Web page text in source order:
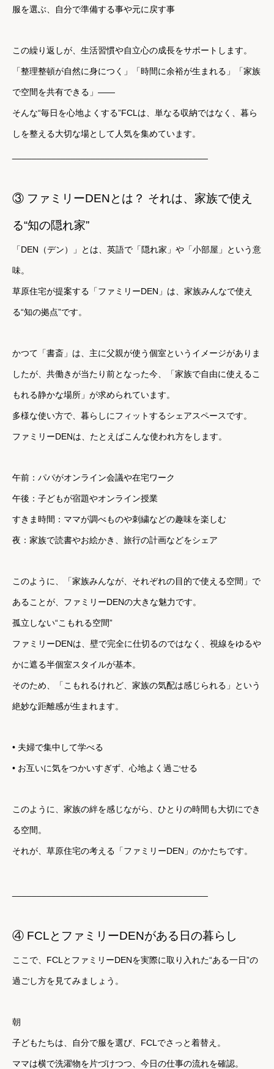
服を選ぶ、 自分で準備する事や元に戻す事
この繰り返しが、生活習慣や自立心の成長をサポートします。
「整理整頓が自然に身につく」「時間に余裕が生まれる」「家族
で空間を共有できる」——
そんな“毎日を心地よくする”FCLは、単なる収納ではなく、暮ら
しを整える大切な場として人気を集めています。
③ ファミリーDENとは？ それは、家族で使え
る“知の隠れ家”
「DEN（デン）」とは、英語で「隠れ家」や「小部屋」という意
味。
草原住宅が提案する「ファミリーDEN」は、家族みんなで使え
る“知の拠点”です。
かつて「書斎」は、主に父親が使う個室というイメージがありま
したが、 共働きが当たり前となった今、「家族で自由に使えるこ
もれる静かな場所」が求められています。
多様な使い方で、暮らしにフィットするシェアスペースです。
ファミリーDENは、たとえばこんな使われ方をします。
午前：パパがオンライン会議や在宅ワーク
午後：子どもが宿題やオンライン授業
すきま時間：ママが調べものや刺繍などの趣味を楽しむ
夜：家族で読書やお絵かき、旅行の計画などをシェア
このように、「家族みんなが、それぞれの目的で使える空間」で
あることが、ファミリーDENの大きな魅力です。
孤立しない“こもれる空間”
ファミリーDENは、壁で完全に仕切るのではなく、視線をゆるや
かに遮る半個室スタイルが基本。
そのため、「こもれるけれど、家族の気配は感じられる」という
絶妙な距離感が生まれます。
• 夫婦で集中して学べる
• お互いに気をつかいすぎず、心地よく過ごせる
このように、家族の絆を感じながら、ひとりの時間も大切にでき
る空間。
それが、草原住宅の考える「ファミリーDEN」のかたちです。
④ FCLとファミリーDENがある日の暮らし
ここで、FCLとファミリーDENを実際に取り入れた“ある一日”の
過ごし方を見てみましょう。
朝
子どもたちは、自分で服を選び、FCLでさっと着替え。
ママは横で洗濯物を片づけつつ、今日の仕事の流れを確認。